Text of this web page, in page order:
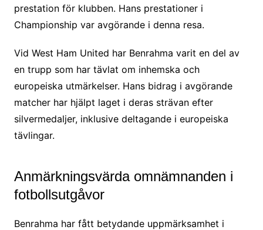
prestation för klubben. Hans prestationer i
Championship var avgörande i denna resa.
Vid West Ham United har Benrahma varit en del av
en trupp som har tävlat om inhemska och
europeiska utmärkelser. Hans bidrag i avgörande
matcher har hjälpt laget i deras strävan efter
silvermedaljer, inklusive deltagande i europeiska
tävlingar.
Anmärkningsvärda omnämnanden i
fotbollsutgåvor
Benrahma har fått betydande uppmärksamhet i